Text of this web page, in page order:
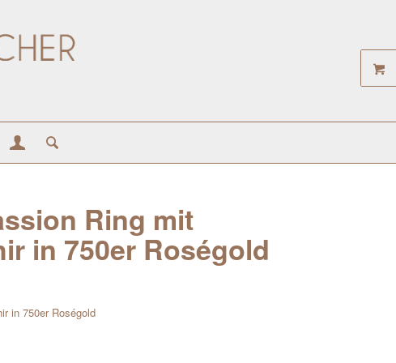
Ring mit
in 750er Roségold
in 750er Roségold